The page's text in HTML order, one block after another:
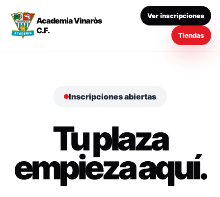
Academia Vinaròs
C.F.
Ver inscripciones
Tiendas
Inscripciones abiertas
Tu plaza
empieza aquí.